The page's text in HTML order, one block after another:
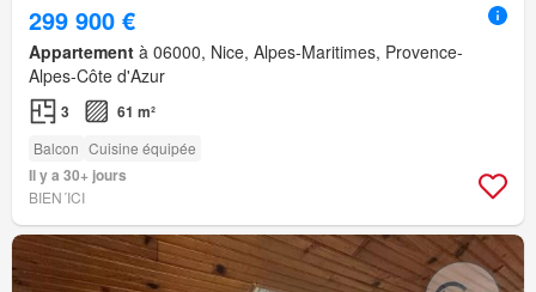
299 900 €
Appartement à 06000, Nice, Alpes-Maritimes, Provence-
Alpes-Côte d'Azur
3 61 m²
Balcon Cuisine équipée
Il y a 30+ jours
BIEN´ICI